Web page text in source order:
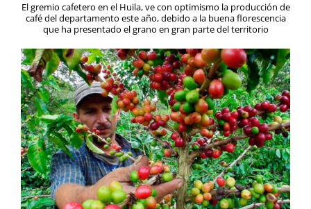
El gremio cafetero en el Huila, ve con optimismo la producción de
café del departamento este año, debido a la buena florescencia
que ha presentado el grano en gran parte del territorio